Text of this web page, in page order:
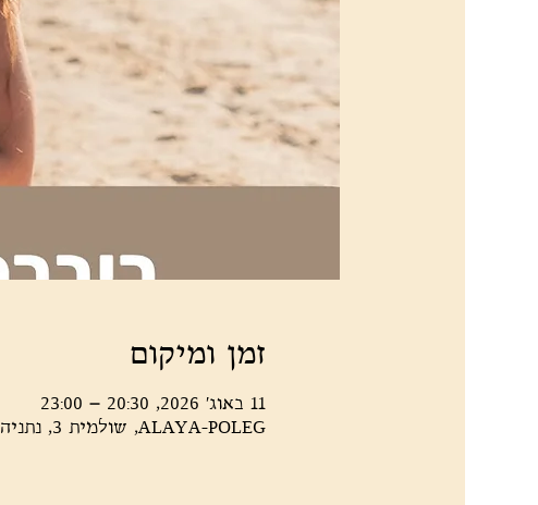
זמן ומיקום
11 באוג׳ 2026, 20:30 – 23:00
ALAYA-POLEG, שולמית 3, נתניה, 4266007, ישראל